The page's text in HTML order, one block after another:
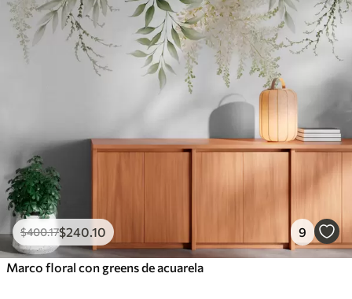
$400.17$240 .10 9
Marco floral con greens de acuarela